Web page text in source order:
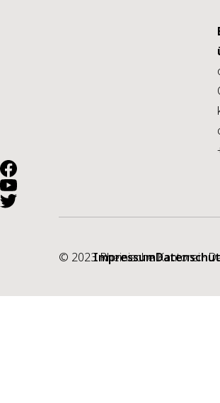
© 2023 Rheinische Kantorei ·
Impressum